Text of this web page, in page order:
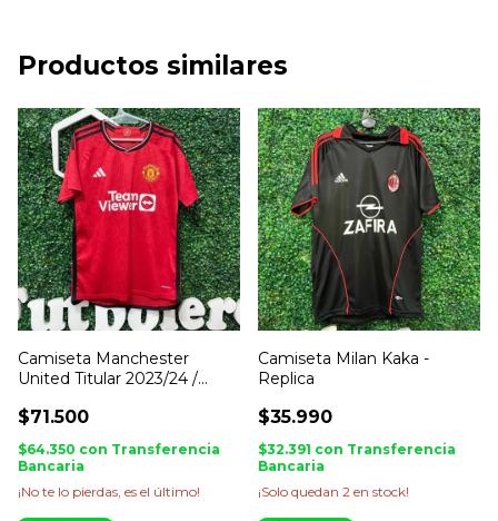
Productos similares
Camiseta Manchester
United Titular 2023/24 /
$71.500
$64.350 con Transferencia
Bancaria
¡No te lo pierdas, es el último!
Camiseta Milan Kaka -
Replica
$35.990
$32.391 con Transferencia
Bancaria
¡Solo quedan 2 en stock!